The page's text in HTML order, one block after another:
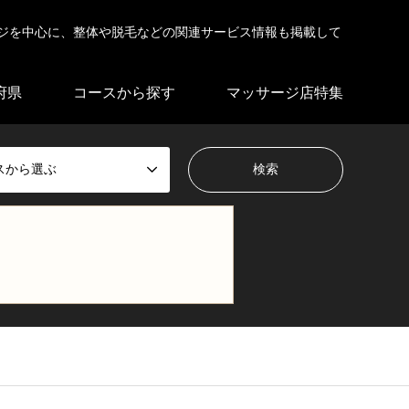
中心に、整体や脱毛などの関連サービス情報も掲載して
県 コースから探す マッサージ店特集
から選ぶ